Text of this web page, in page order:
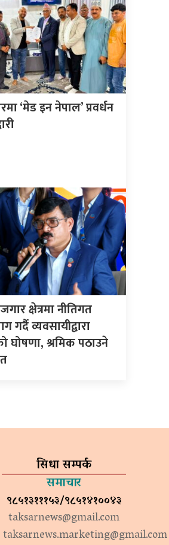
‘मेड इन नेपाल’ प्रवर्धन
क्षेत्रमा नीतिगत
गर्दै व्यवसायीद्वारा
घोषणा, श्रमिक पठाउने
सिधा सम्पर्क
समाचार
९८५१३१११५३/९८५१४१००४३
taksarnews@gmail.com
taksarnews.marketing@gmail.com